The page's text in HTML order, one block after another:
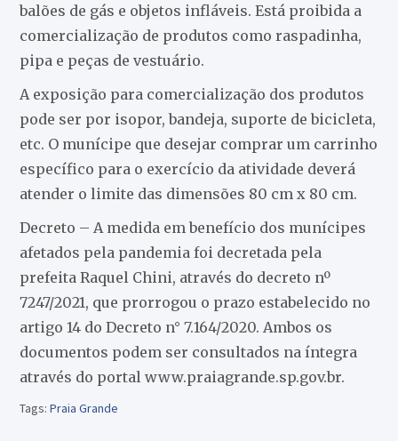
balões de gás e objetos infláveis. Está proibida a
comercialização de produtos como raspadinha,
pipa e peças de vestuário.
A exposição para comercialização dos produtos
pode ser por isopor, bandeja, suporte de bicicleta,
etc. O munícipe que desejar comprar um carrinho
específico para o exercício da atividade deverá
atender o limite das dimensões 80 cm x 80 cm.
Decreto – A medida em benefício dos munícipes
afetados pela pandemia foi decretada pela
prefeita Raquel Chini, através do decreto nº
7247/2021, que prorrogou o prazo estabelecido no
artigo 14 do Decreto n° 7.164/2020. Ambos os
documentos podem ser consultados na íntegra
através do portal www.praiagrande.sp.gov.br.
Tags: Praia Grande